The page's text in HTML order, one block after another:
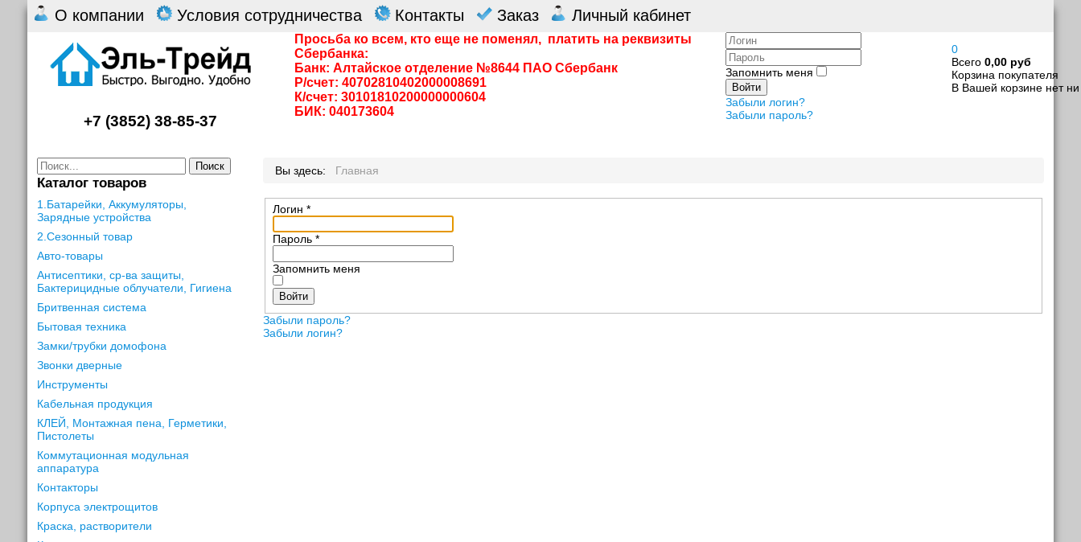
О компании Условия сотрудничества Контакты Заказ Личный кабинет
0
Всего 0,00 руб
Корзина покупателя
В Вашей корзине нет ни
Логин
Пароль
Запомнить меня
Войти
Забыли логин?
Забыли пароль?
Просьба ко всем, кто еще не поменял, платить на реквизиты
Сбербанка:
Банк: Алтайское отделение №8644 ПАО Сбербанк
Р/счет: 40702810402000008691
К/счет: 30101810200000000604
БИК: 040173604
+7 (3852) 38-85-37
Поиск
Каталог товаров
1.Батарейки, Аккумуляторы,
Зарядные устройства
2.Сезонный товар
Авто-товары
Антисептики, ср-ва защиты,
Бактерицидные облучатели, Гигиена
Бритвенная система
Бытовая техника
Замки/трубки домофона
Звонки дверные
Инструменты
Кабельная продукция
КЛЕЙ, Монтажная пена, Герметики,
Пистолеты
Коммутационная модульная
аппаратура
Контакторы
Корпуса электрощитов
Краска, растворители
Вы здесь: Главная
Логин *
Пароль *
Запомнить меня
Войти
Забыли пароль?
Забыли логин?